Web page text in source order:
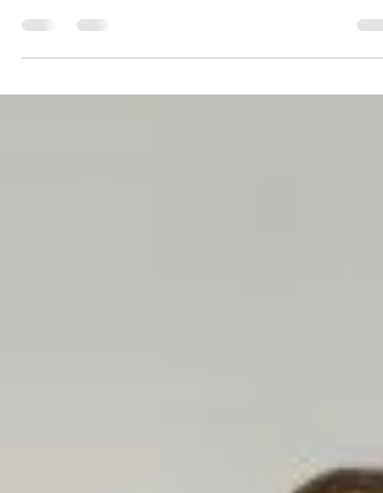
cualquier organización.